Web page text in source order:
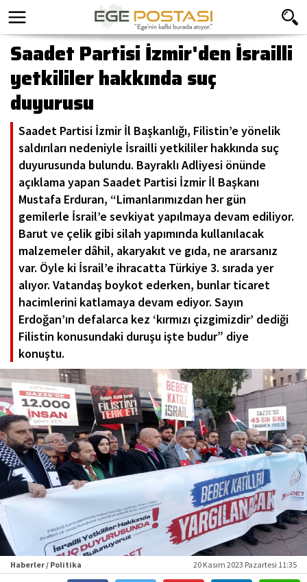
Saadet Partisi İzmir'den İsrailli
yetkililer hakkında suç
duyurusu
Saadet Partisi İzmir İl Başkanlığı, Filistin’e yönelik
saldırıları nedeniyle İsrailli yetkililer hakkında suç
duyurusunda bulundu. Bayraklı Adliyesi önünde
açıklama yapan Saadet Partisi İzmir İl Başkanı
Mustafa Erduran, “Limanlarımızdan her gün
gemilerle İsrail’e sevkiyat yapılmaya devam ediliyor.
Barut ve çelik gibi silah yapımında kullanılacak
malzemeler dâhil, akaryakıt ve gıda, ne ararsanız
var. Öyle ki İsrail’e ihracatta Türkiye 3. sırada yer
alıyor. Vatandaş boykot ederken, bunlar ticaret
hacimlerini katlamaya devam ediyor. Sayın
Erdoğan’ın defalarca kez ‘kırmızı çizgimizdir’ dediği
Filistin konusundaki duruşu işte budur” diye
konuştu.
Haberler / Politika 20 Kasım 2023 Pazartesi 11:35